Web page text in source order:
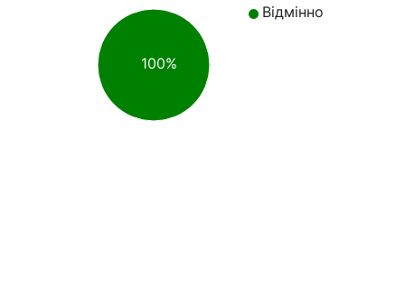
Відмінно
100%